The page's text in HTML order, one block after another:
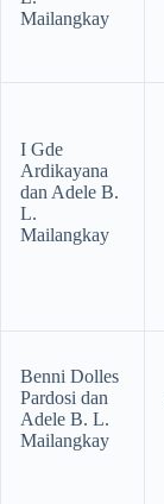
Mailangkay
I Gde
Ardikayana
dan Adele B.
L.
Mailangkay
Benni Dolles
Pardosi dan
Adele B. L.
Mailangkay